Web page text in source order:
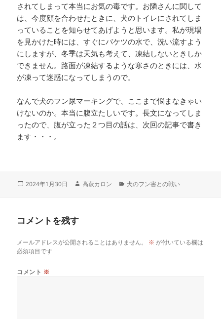
されてしまって本当にお気の毒です。お隣さんに関して
は、今度顔を合わせたときに、犬のトイレにされてしま
っていることを知らせてあげようと思います。私が現場
を見かけた時には、すぐにバケツの水で、洗い流すよう
にしますが、冬季は天気も考えて、凍結しないときしか
できません。路面が凍結するような寒さのときには、水
が凍って迷惑になってしまうので。
なんで犬のフン尿マーキングで、ここまで悩まなきゃい
けないのか。本当に腹立たしいです。長文になってしま
ったので、腹が立った２つ目の話は、次回の記事で書き
ます・・・。
2024年1月30日 高萩カロン 犬のフン害との戦い
コメントを残す
メールアドレスが公開されることはありません。 ※ が付いている欄は
必須項目です
コメント ※